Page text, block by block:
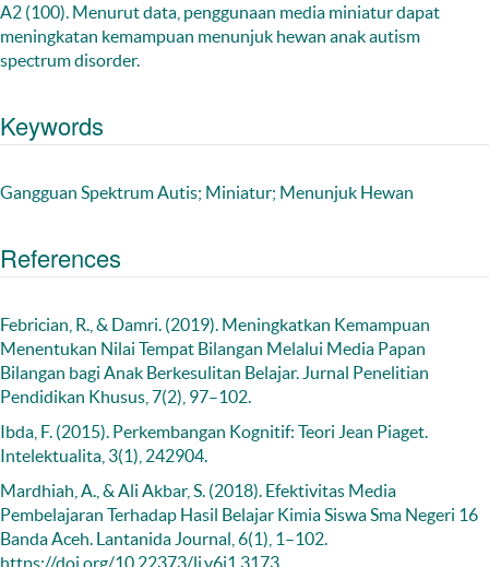
A2 (100). Menurut data, penggunaan media miniatur dapat
meningkatan kemampuan menunjuk hewan anak autism
spectrum disorder.
Keywords
Gangguan Spektrum Autis; Miniatur; Menunjuk Hewan
References
Febrician, R., & Damri. (2019). Meningkatkan Kemampuan
Menentukan Nilai Tempat Bilangan Melalui Media Papan
Bilangan bagi Anak Berkesulitan Belajar. Jurnal Penelitian
Pendidikan Khusus, 7(2), 97–102.
Ibda, F. (2015). Perkembangan Kognitif: Teori Jean Piaget.
Intelektualita, 3(1), 242904.
Mardhiah, A., & Ali Akbar, S. (2018). Efektivitas Media
Pembelajaran Terhadap Hasil Belajar Kimia Siswa Sma Negeri 16
Banda Aceh. Lantanida Journal, 6(1), 1–102.
https://doi.org/10.22373/lj.v6i1.3173